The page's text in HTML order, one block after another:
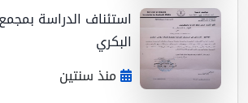
استئناف الدراسة بمجمع
البكري
منذ سنتين